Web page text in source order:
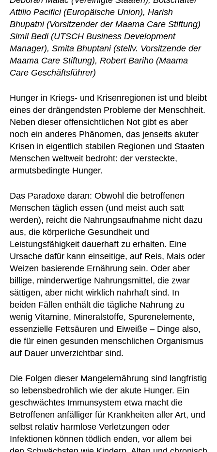
Attilio Pacifici (Europäische Union), Harish
Bhupatni (Vorsitzender der Maama Care Stiftung)
Simil Bedi (UTSCH Business Development
Manager), Smita Bhuptani (stellv. Vorsitzende der
Maama Care Stiftung), Robert Bariho (Maama
Care Geschäftsführer)
Hunger in Kriegs- und Krisenregionen ist und bleibt
eines der drängendsten Probleme der Menschheit.
Neben dieser offensichtlichen Not gibt es aber
noch ein anderes Phänomen, das jenseits akuter
Krisen in eigentlich stabilen Regionen und Staaten
Menschen weltweit bedroht: der versteckte,
armutsbedingte Hunger.
Das Paradoxe daran: Obwohl die betroffenen
Menschen täglich essen (und meist auch satt
werden), reicht die Nahrungsaufnahme nicht dazu
aus, die körperliche Gesundheit und
Leistungsfähigkeit dauerhaft zu erhalten. Eine
Ursache dafür kann einseitige, auf Reis, Mais oder
Weizen basierende Ernährung sein. Oder aber
billige, minderwertige Nahrungsmittel, die zwar
sättigen, aber nicht wirklich nahrhaft sind. In
beiden Fällen enthält die tägliche Nahrung zu
wenig Vitamine, Mineralstoffe, Spurenelemente,
essenzielle Fettsäuren und Eiweiße – Dinge also,
die für einen gesunden menschlichen Organismus
auf Dauer unverzichtbar sind.
Die Folgen dieser Mangelernährung sind langfristig
so lebensbedrohlich wie der akute Hunger. Ein
geschwächtes Immunsystem etwa macht die
Betroffenen anfälliger für Krankheiten aller Art, und
selbst relativ harmlose Verletzungen oder
Infektionen können tödlich enden, vor allem bei